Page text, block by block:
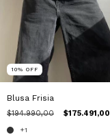
10% OFF
Blusa Frisia
$194.990,00 $175.491,00
+1